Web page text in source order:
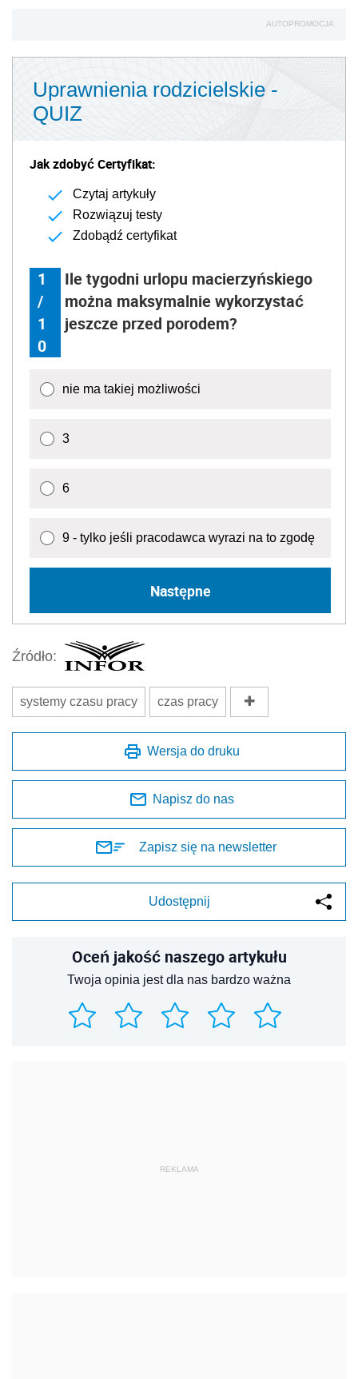
AUTOPROMOCJA
Uprawnienia rodzicielskie -
QUIZ
Jak zdobyć Certyfikat:
Czytaj artykuły
Rozwiązuj testy
Zdobądź certyfikat
1
/
1
0
Ile tygodni urlopu macierzyńskiego
można maksymalnie wykorzystać
jeszcze przed porodem?
nie ma takiej możliwości
3
6
9 - tylko jeśli pracodawca wyrazi na to zgodę
Następne
Źródło:
systemy czasu pracy czas pracy
Wersja do druku
Napisz do nas
Zapisz się na newsletter
Udostępnij
Oceń jakość naszego artykułu
Twoja opinia jest dla nas bardzo ważna
REKLAMA